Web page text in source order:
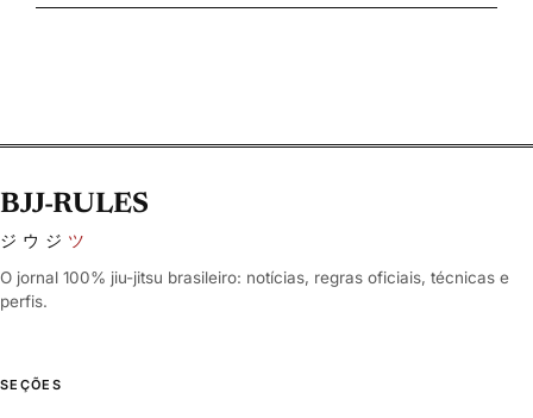
BJJ-RULES
ジウジ ツ
O jornal 100% jiu-jitsu brasileiro: notícias, regras oficiais, técnicas e
perfis.
SEÇÕES